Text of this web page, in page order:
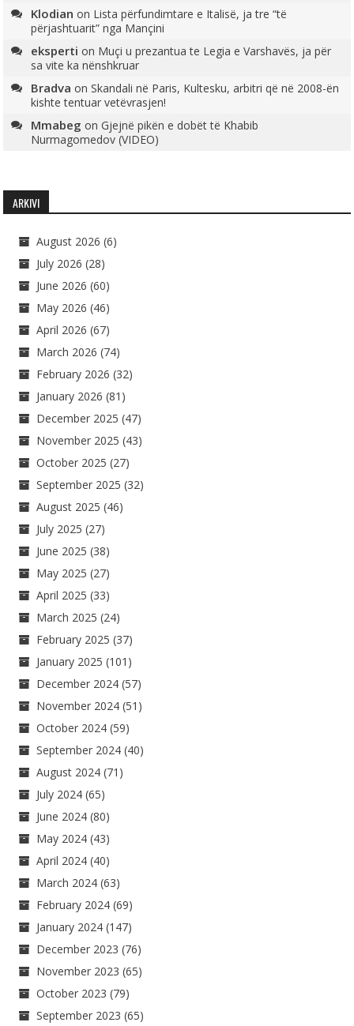
Klodian on Lista përfundimtare e Italisë, ja tre “të
përjashtuarit” nga Mançini
eksperti on Muçi u prezantua te Legia e Varshavës, ja për
sa vite ka nënshkruar
Bradva onSkandali në Paris, Kultesku, arbitri që në 2008-ën
kishte tentuar vetëvrasjen!
Mmabeg onGjejnë pikën e dobët të Khabib
Nurmagomedov (VIDEO)
ARKIVI
August 2026 (6)
July 2026 (28)
June 2026 (60)
May 2026 (46)
April 2026 (67)
March 2026 (74)
February 2026 (32)
January 2026 (81)
December 2025 (47)
November 2025 (43)
October 2025 (27)
September 2025 (32)
August 2025 (46)
July 2025 (27)
June 2025 (38)
May 2025 (27)
April 2025 (33)
March 2025 (24)
February 2025 (37)
January 2025 (101)
December 2024 (57)
November 2024 (51)
October 2024 (59)
September 2024 (40)
August 2024 (71)
July 2024 (65)
June 2024 (80)
May 2024 (43)
April 2024 (40)
March 2024 (63)
February 2024 (69)
January 2024 (147)
December 2023 (76)
November 2023 (65)
October 2023 (79)
September 2023 (65)